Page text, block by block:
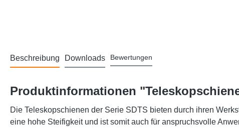
Beschreibung Downloads Bewertungen
Produktinformationen
Die Teleskopschienen der Serie SDTS bieten durch ihren
eine hohe Steifigkeit und ist somit auch für anspruchsvolle